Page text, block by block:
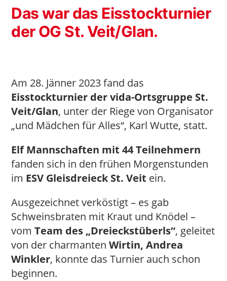
Das war das Eisstockturnier
der OG St. Veit/Glan.
Am 28. Jänner 2023 fand das
Eisstockturnier der vida-Ortsgruppe St.
Veit/Glan, unter der Riege von Organisator
„und Mädchen für Alles“, Karl Wutte, statt.
Elf Mannschaften mit 44 Teilnehmern
fanden sich in den frühen Morgenstunden
im ESV Gleisdreieck St. Veit ein.
Ausgezeichnet verköstigt – es gab
Schweinsbraten mit Kraut und Knödel –
vomTeam des „Dreieckstüberls“, geleitet
von der charmantenWirtin, Andrea
Winkler, konnte das Turnier auch schon
beginnen.